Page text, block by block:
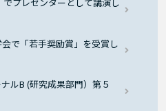
で「若手奨励賞」を受賞し
ルB (研究成果部門）第５